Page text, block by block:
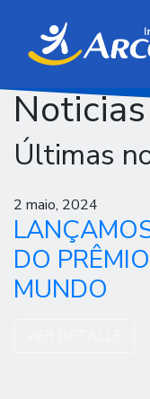
Noticias
Últimas
2 maio, 2024
DO
MUNDO